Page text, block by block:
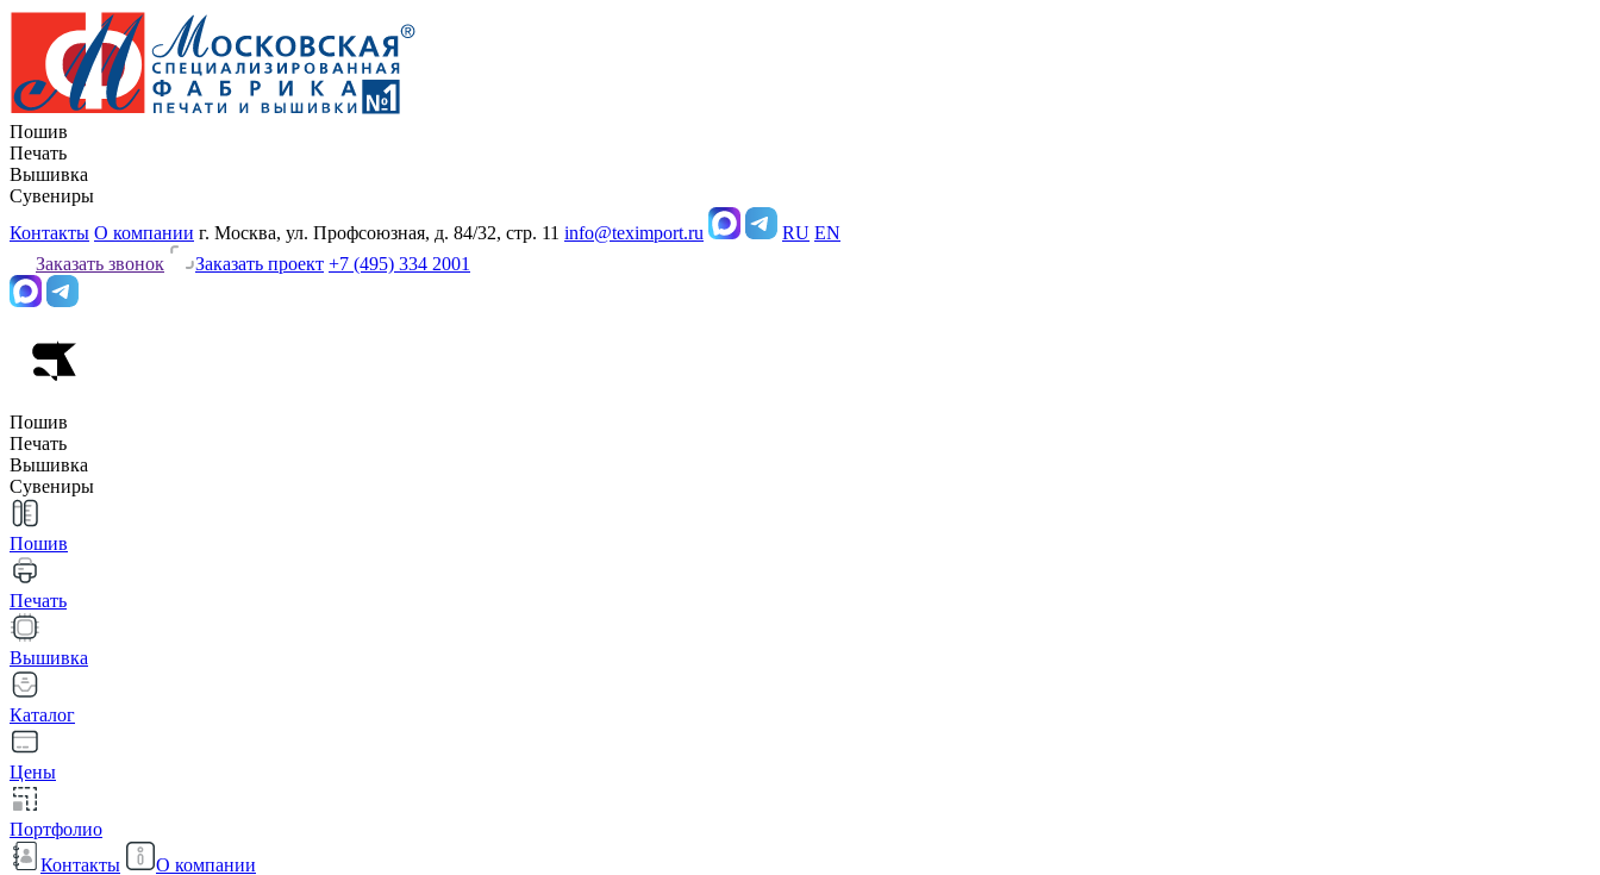
Пошив
Печать
Вышивка
Сувениры
Контакты О компании г. Москва, ул. Профсоюзная, д. 84/32, стр. 11 info@teximport.ru RU EN
Заказать звонок
Заказать проект +7 (495) 334 2001
Пошив
Печать
Вышивка
Сувениры
Пошив
Печать
Вышивка
Каталог
Цены
Портфолио
Контакты
О компании